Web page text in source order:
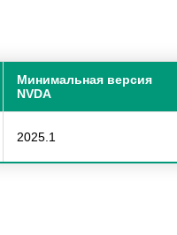
Минимальная версия
NVDA
2025.1